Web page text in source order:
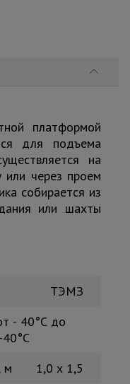
платформой
для подъема
на
через проем
собирается из
или шахты
ТЭМЗ
- 40°С до
м
1,0 х 1,5